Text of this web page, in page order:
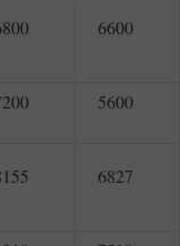
6600
5600
6827